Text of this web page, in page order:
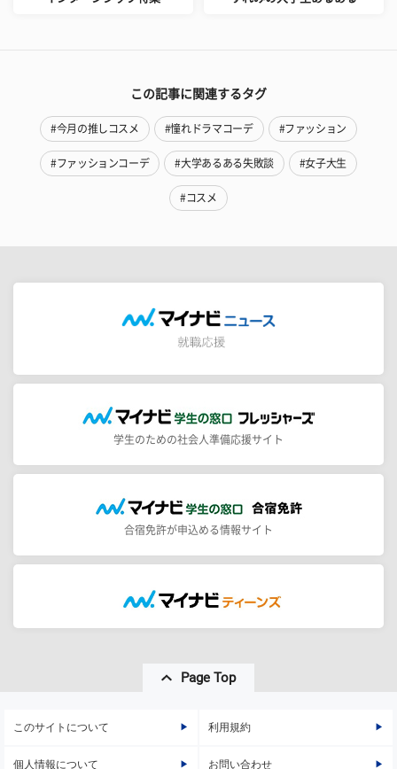
この記事に関連するタグ
#今月の推しコスメ #憧れドラマコーデ #ファッション
#ファッションコーデ #大学あるある失敗談 #女子大生
#コスメ
学生のための社会人準備応援サイト
合宿免許が申込める情報サイト
Page Top
このサイトについて 利用規約
個人情報について お問い合わせ